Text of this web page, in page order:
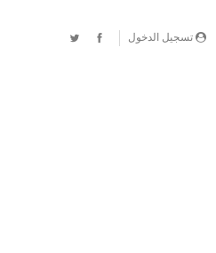
تسجيل الدخول